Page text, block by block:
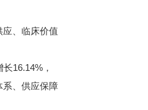
、临床价值
16.14%，
系、供应保障